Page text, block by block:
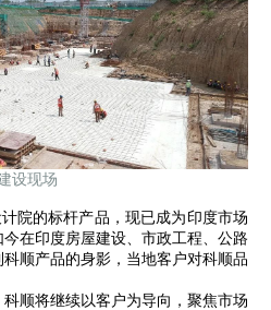
设现场
院的标杆产品，现已成为印度市场
在印度房屋建设、市政工程、公路
顺产品的身影，当地客户对科顺品
顺将继续以客户为导向，聚焦市场